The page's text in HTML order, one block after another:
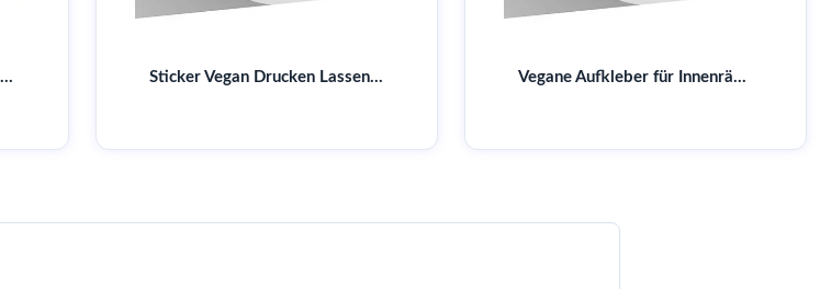
Hochwertige temperaturbeständige Aufkleber für höchste Ansprüche Sticker Vegan Drucken Lassen | Große Auswahl Vegane Aufkleber für Innenräume – Umweltfreundlich & ohne tierische Produkte | Online bestellen